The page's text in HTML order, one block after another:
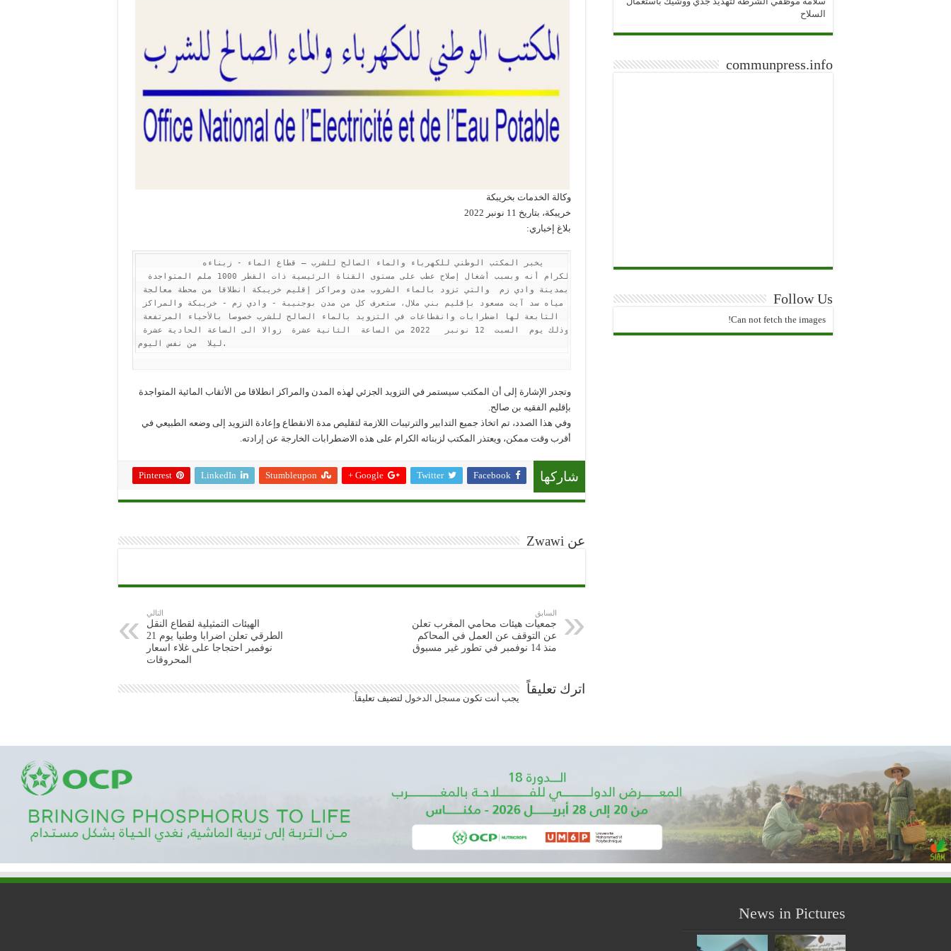
وكالة الخدمات بخريبكة
خريبكة، بتاريخ 11 نونبر 2022
بلاغ إخباري:
ليلا  من نفس اليوم.
وتجدر الإشارة إلى أن المكتب سيستمر في التزويد الجزئي لهذه المدن والمراكز انطلاقا من الأثقاب المائية المتواجدة
بإقليم الفقيه بن صالح.
وفي هذا الصدد، تم اتخاذ جميع التدابير والترتيبات اللازمة لتقليص مدة الانقطاع وإعادة التزويد إلى وضعه الطبيعي في
أقرب وقت ممكن، ويعتذر المكتب لزبنائه الكرام على هذه الاضطرابات الخارجة عن إرادته.
شاركها Facebook
Twitter
Google +
Stumbleupon
LinkedIn
Pinterest
عن Zwawi
السابق
جمعيات هيئات محامي المغرب تعلن
عن التوقف عن العمل في المحاكم
منذ 14 نوفمبر في تطور غير مسبوق
التالي
الهيئات التمثيلية لقطاع النقل
الطرقي تعلن اضرابا وطنيا يوم 21
نوفمبر احتجاجا على غلاء اسعار
المحروقات
اترك تعليقاً
يجب أنت تكون مسجل الدخول لتضيف تعليقاً.
السلاح
communpress.info
Follow Us
Can not fetch the images!
News in Pictures